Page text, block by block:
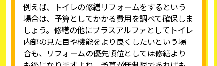
例えば、トイレの修繕リフォームをするという
場合は、予算としてかかる費用を調べて確保しま
しょう。修繕の他にプラスアルファとしてトイレ
内部の見た目や機能をより良くしたいという場
合も、リフォームの優先順位としては修繕より